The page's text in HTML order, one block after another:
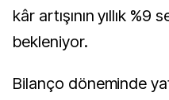
kâr artışının yıllık
bekleniyor.
Bilanço döneminde